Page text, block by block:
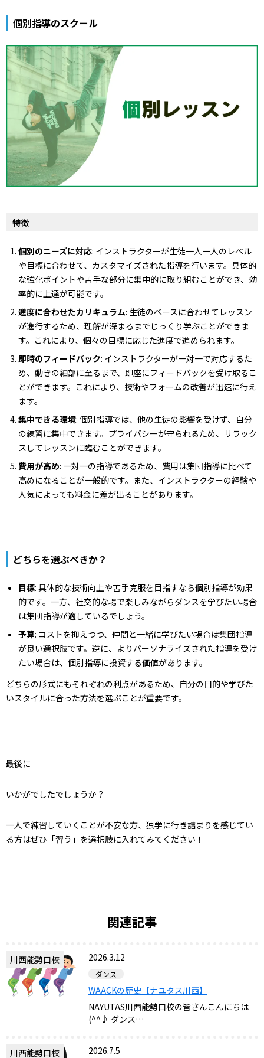
個別指導のスクール
特徴
個別のニーズに対応: インストラクターが生徒一人一人のレベル
や目標に合わせて、カスタマイズされた指導を行います。具体的
な強化ポイントや苦手な部分に集中的に取り組むことができ、効
率的に上達が可能です。
進度に合わせたカリキュラム: 生徒のペースに合わせてレッスン
が進行するため、理解が深まるまでじっくり学ぶことができま
す。これにより、個々の目標に応じた進度で進められます。
即時のフィードバック: インストラクターが一対一で対応するた
め、動きの細部に至るまで、即座にフィードバックを受け取るこ
とができます。これにより、技術やフォームの改善が迅速に行え
ます。
集中できる環境: 個別指導では、他の生徒の影響を受けず、自分
の練習に集中できます。プライバシーが守られるため、リラック
スしてレッスンに臨むことができます。
費用が高め: 一対一の指導であるため、費用は集団指導に比べて
高めになることが一般的です。また、インストラクターの経験や
人気によっても料金に差が出ることがあります。
どちらを選ぶべきか？
目標: 具体的な技術向上や苦手克服を目指すなら個別指導が効果
的です。一方、社交的な場で楽しみながらダンスを学びたい場合
は集団指導が適しているでしょう。
予算: コストを抑えつつ、仲間と一緒に学びたい場合は集団指導
が良い選択肢です。逆に、よりパーソナライズされた指導を受け
たい場合は、個別指導に投資する価値があります。
どちらの形式にもそれぞれの利点があるため、自分の目的や学びた
いスタイルに合った方法を選ぶことが重要です。
最後に
いかがでしたでしょうか？
一人で練習していくことが不安な方、独学に行き詰まりを感じてい
る方はぜひ「習う」を選択肢に入れてみてください！
関連記事
川西能勢口校 2026.3.12
ダンス
WAACKの歴史【ナユタス川西】
NAYUTAS川西能勢口校の皆さんこんにちは
(^^♪ ダンス…
川西能勢口校 2026.7.5